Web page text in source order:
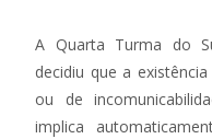
A Quarta Turma do
decidiu que a
ou de
implica